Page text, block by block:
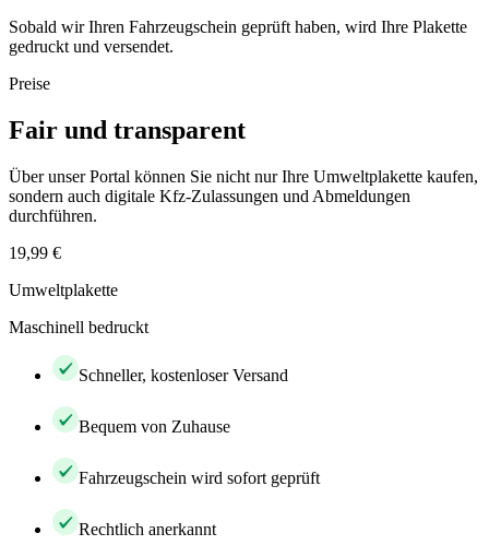
Sobald wir Ihren Fahrzeugschein geprüft haben, wird Ihre Plakette
gedruckt und versendet.
Preise
Fair und transparent
Über unser Portal können Sie nicht nur Ihre Umweltplakette kaufen,
sondern auch digitale Kfz-Zulassungen und Abmeldungen
durchführen.
19,99 €
Umweltplakette
Maschinell bedruckt
Schneller, kostenloser Versand
Bequem von Zuhause
Fahrzeugschein wird sofort geprüft
Rechtlich anerkannt